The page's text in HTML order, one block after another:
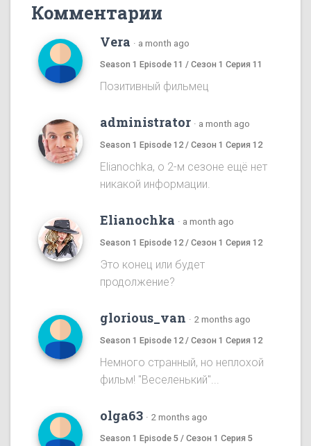
Комментарии
Vera · a month ago
Season 1 Episode 11 / Сезон 1 Серия 11
Позитивный фильмец
administrator · a month ago
Season 1 Episode 12 / Сезон 1 Серия 12
Elianochka, о 2-м сезоне ещё нет
никакой информации.
Elianochka · a month ago
Season 1 Episode 12 / Сезон 1 Серия 12
Это конец или будет
продолжение?
glorious_van · 2 months ago
Season 1 Episode 12 / Сезон 1 Серия 12
Немного странный, но неплохой
фильм! "Веселенький"...
olga63 · 2 months ago
Season 1 Episode 5 / Сезон 1 Серия 5